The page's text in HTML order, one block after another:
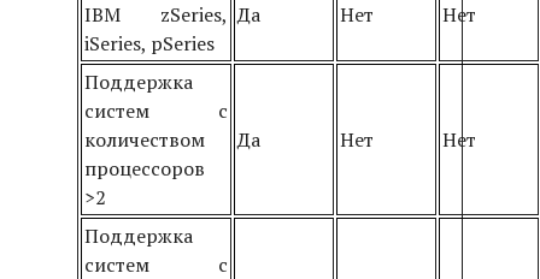
IBM zSeries,
iSeries, pSeries
Да Нет Нет
Поддержка
систем с
количеством
процессоров
>2
Да Нет Нет
Поддержка
систем с